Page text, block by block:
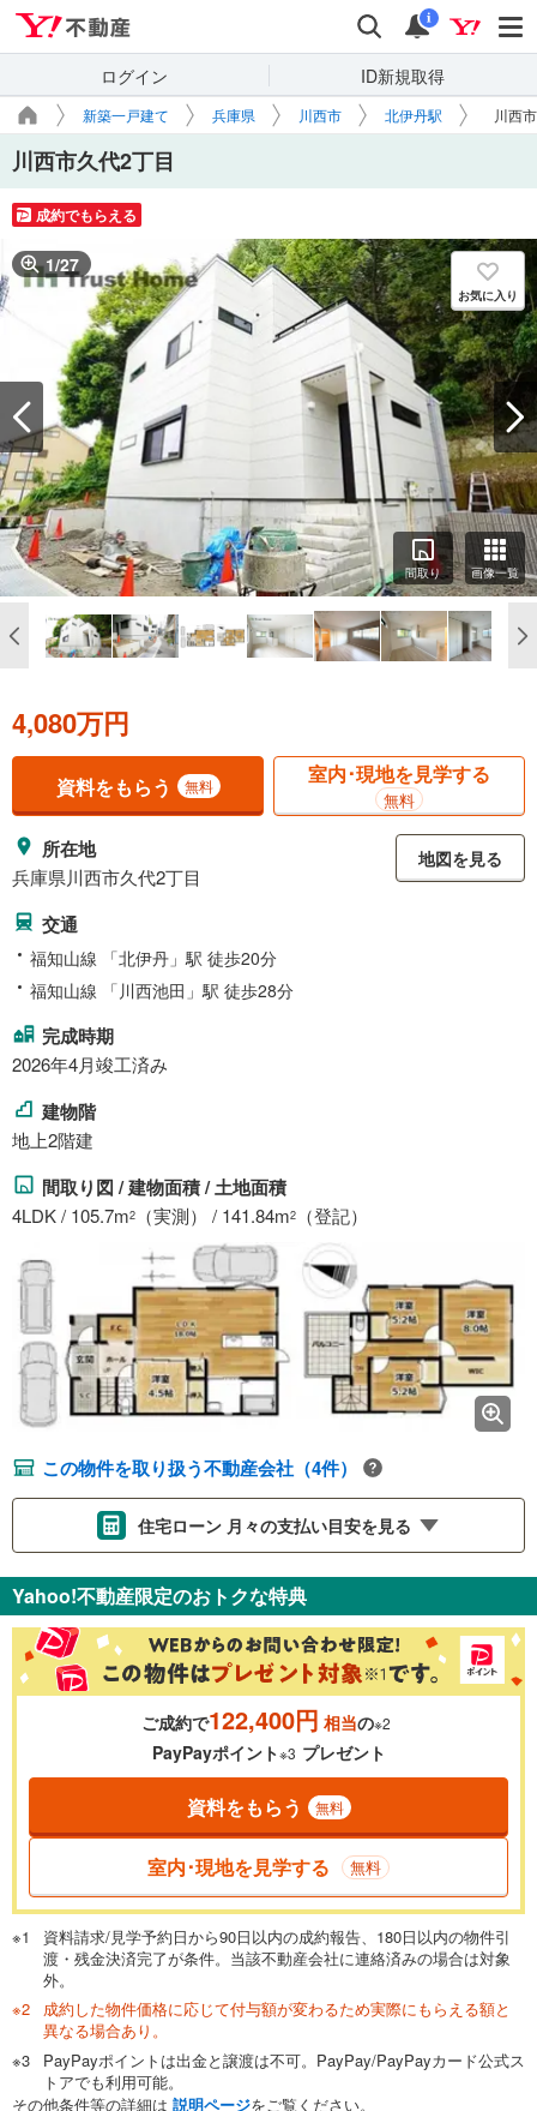
検索 通知
i
ログイン ID新規取得
新築一戸建て 兵庫県 川西市 北伊丹駅 川西
川西市久代2丁目
成約でもらえる
1/27
お気に入り
間取り 画像一覧
4,080万円
資料をもらう 無料 室内･現地を見学する
無料
所在地
兵庫県川西市久代2丁目
地図を見る
交通
福知山線 「北伊丹」駅 徒歩20分
福知山線 「川西池田」駅 徒歩28分
完成時期
2026年4月竣工済み
建物階
地上2階建
間取り図 / 建物面積 / 土地面積
4LDK / 105.7m2 （実測） / 141.84m2 （登記）
この物件を取り扱う不動産会社（4件）
住宅ローン 月々の支払い目安を見る
金利 ％
0.01%
一般的には最長35年まで借り入れ可能です。多くの金融機関
が完済時の年齢は80歳までを条件としています。
閉じる
頭金 万円
0万円 4,080万円
自己資金から住宅購入にかけられる金額を入力してくださ
い。一般的には物件価格の2割までが目安です。
閉じる
ボーナス
万円
Yahoo!不動産限定のおトクな特典
ご成約で122,400円 相当の※2
PayPayポイント※3 プレゼント
資料をもらう 無料
室内･現地を見学する 無料
資料請求/見学予約日から90日以内の成約報告、180日以内の物件引
渡・残金決済完了が条件。当該不動産会社に連絡済みの場合は対象
外。
成約した物件価格に応じて付与額が変わるため実際にもらえる額と
異なる場合あり。
PayPayポイントは出金と譲渡は不可。PayPay/PayPayカード公式ス
トアでも利用可能。
その他条件等の詳細は 説明ページをご覧ください。